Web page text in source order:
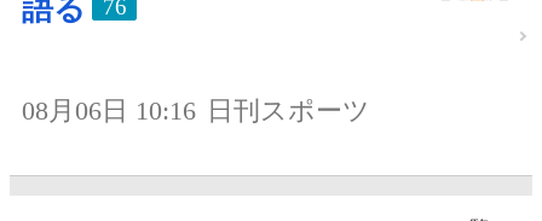
語る
76
08月06日 10:16 日刊スポーツ